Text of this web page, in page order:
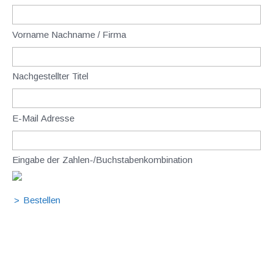
Vorname Nachname / Firma
Nachgestellter Titel
E-Mail Adresse
Eingabe der Zahlen-/Buchstabenkombination